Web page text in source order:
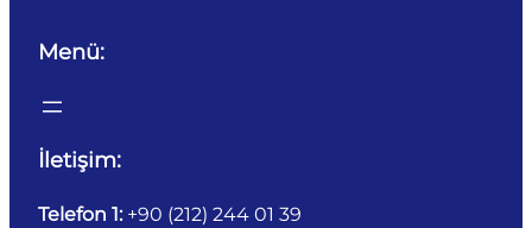
Menü:
İletişim:
Telefon 1:+90 (212) 244 01 39